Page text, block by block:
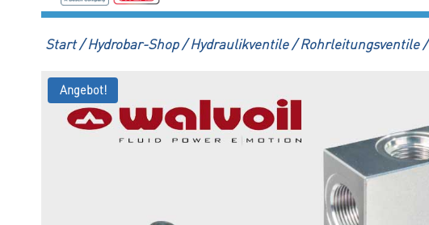
Start /Hydrobar-Shop /Hydraulikventile /Rohrleitungsventile /
Angebot!